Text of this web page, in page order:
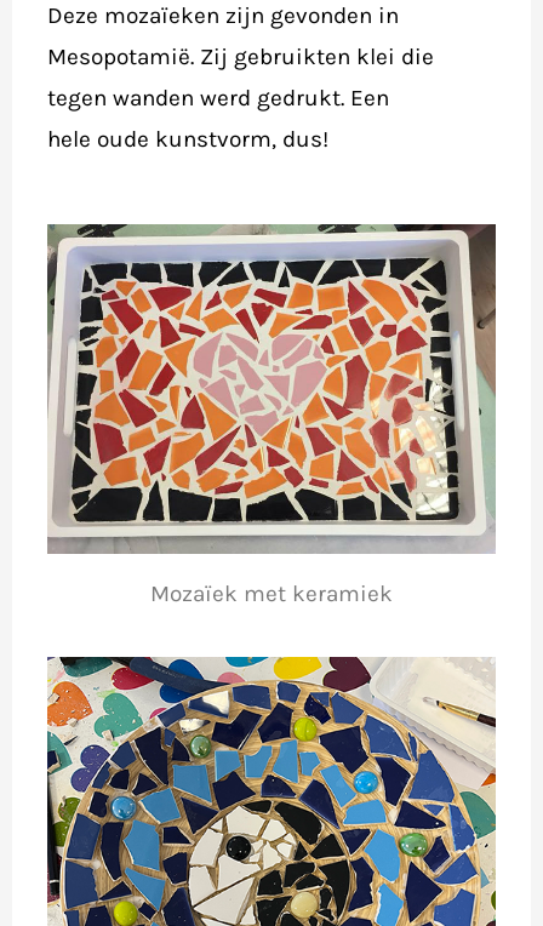
Deze mozaïeken zijn gevonden in
Mesopotamië. Zij gebruikten klei die
tegen wanden werd gedrukt. Een
hele oude kunstvorm, dus!
Mozaïek met keramiek